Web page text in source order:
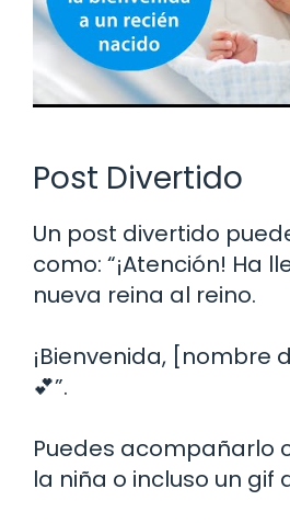
Post Divertido
Un post divertido
como: “¡Atención! Ha
nueva reina al reino.
¡Bienvenida, [nombre
💕”.
Puedes acompañarlo
la niña o incluso un gif